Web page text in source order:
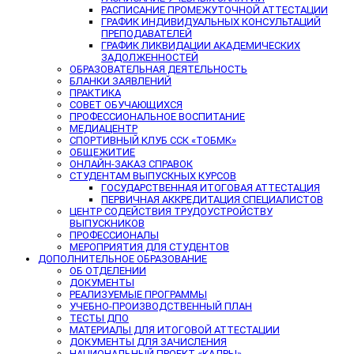
РАСПИСАНИЕ ПРОМЕЖУТОЧНОЙ АТТЕСТАЦИИ
ГРАФИК ИНДИВИДУАЛЬНЫХ КОНСУЛЬТАЦИЙ
ПРЕПОДАВАТЕЛЕЙ
ГРАФИК ЛИКВИДАЦИИ АКАДЕМИЧЕСКИХ
ЗАДОЛЖЕННОСТЕЙ
ОБРАЗОВАТЕЛЬНАЯ ДЕЯТЕЛЬНОСТЬ
БЛАНКИ ЗАЯВЛЕНИЙ
ПРАКТИКА
СОВЕТ ОБУЧАЮЩИХСЯ
ПРОФЕССИОНАЛЬНОЕ ВОСПИТАНИЕ
МЕДИАЦЕНТР
СПОРТИВНЫЙ КЛУБ ССК «ТОБМК»
ОБЩЕЖИТИЕ
ОНЛАЙН-ЗАКАЗ СПРАВОК
СТУДЕНТАМ ВЫПУСКНЫХ КУРСОВ
ГОСУДАРСТВЕННАЯ ИТОГОВАЯ АТТЕСТАЦИЯ
ПЕРВИЧНАЯ АККРЕДИТАЦИЯ СПЕЦИАЛИСТОВ
ЦЕНТР СОДЕЙСТВИЯ ТРУДОУСТРОЙСТВУ
ВЫПУСКНИКОВ
ПРОФЕССИОНАЛЫ
МЕРОПРИЯТИЯ ДЛЯ СТУДЕНТОВ
ДОПОЛНИТЕЛЬНОЕ ОБРАЗОВАНИЕ
ОБ ОТДЕЛЕНИИ
ДОКУМЕНТЫ
РЕАЛИЗУЕМЫЕ ПРОГРАММЫ
УЧЕБНО-ПРОИЗВОДСТВЕННЫЙ ПЛАН
ТЕСТЫ ДПО
МАТЕРИАЛЫ ДЛЯ ИТОГОВОЙ АТТЕСТАЦИИ
ДОКУМЕНТЫ ДЛЯ ЗАЧИСЛЕНИЯ